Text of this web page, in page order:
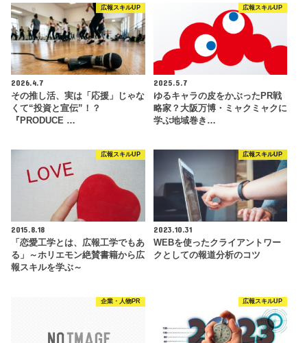
広報スキルUP
2026.4.7
その推し活、実は「応援」じゃな
くて“投資と宣伝”！？
『PRODUCE …
広報スキルUP
2025.5.7
ゆるキャラの皮をかぶったPR戦
略家？大阪万博・ミャクミャクに
学ぶ地域巻き…
広報スキルUP
2015.8.18
「恋愛工学とは、広報工学でもあ
る」～ホリエモン絶賛書籍から広
報スキルを学ぶ～
広報スキルUP
2023.10.31
WEBを使ったクライアントワー
クとしての報道分析のコツ
企業・人物PR 広報スキルUP